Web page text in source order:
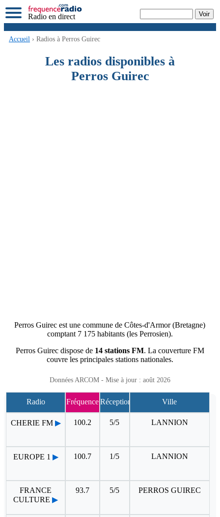
Radio en direct
Accueil › Radios à Perros Guirec
Les radios disponibles à
Perros Guirec
Perros Guirec est une commune de Côtes-d'Armor (Bretagne)
comptant 7 175 habitants (les Perrosien).
Perros Guirec dispose de 14 stations FM. La couverture FM
couvre les principales stations nationales.
Données ARCOM - Mise à jour : août 2026
Radio FréquenceRéception Ville
CHERIE FM ▶ 100.2 5/5 LANNION
EUROPE 1 ▶ 100.7 1/5 LANNION
FRANCE
CULTURE ▶
93.7 5/5 PERROS GUIREC